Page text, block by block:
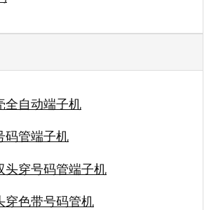
全自动端子机
码管端子机
头穿号码管端子机
穿色带号码管机